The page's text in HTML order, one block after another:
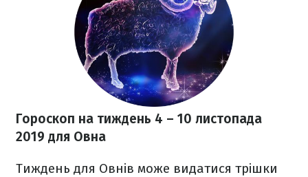
Гороскоп на тиждень 4 – 10 листопада
2019 для Овна
Тиждень для Овнів може видатися трішки